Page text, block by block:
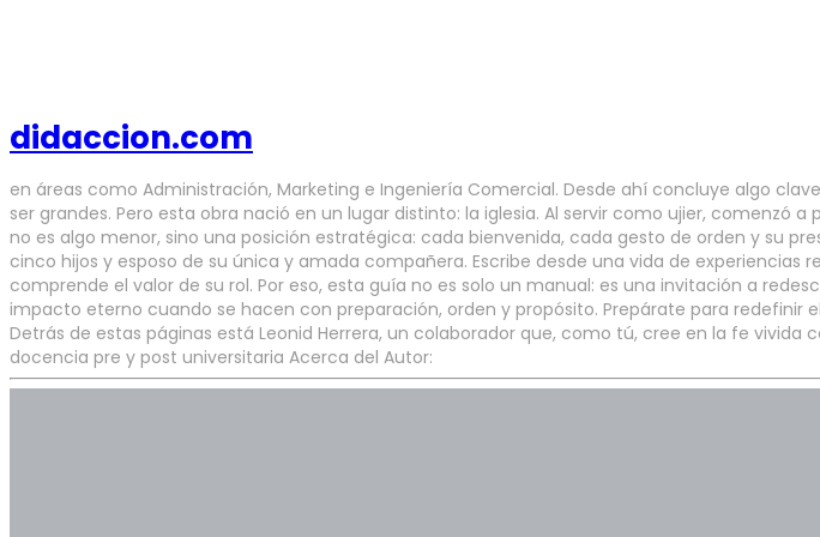
didaccion.com
en áreas como Administración, Marketing e Ingeniería Comercial. Desde ahí concluye algo
ser grandes. Pero esta obra nació en un lugar distinto: la iglesia. Al servir como ujier, comenzó
no es algo menor, sino una posición estratégica: cada bienvenida, cada gesto de orden y su
cinco hijos y esposo de su única y amada compañera. Escribe desde una vida de
comprende el valor de su rol. Por eso, esta guía no es solo un manual: es una invitación a
impacto eterno cuando se hacen con preparación, orden y propósito. Prepárate para redefinir
Detrás de estas páginas está Leonid Herrera, un colaborador que, como tú, cree en la fe
docencia pre y post universitaria Acerca del Autor: